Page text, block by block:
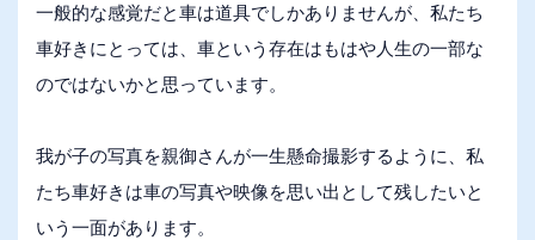
一般的な感覚だと車は道具でしかありませんが、私たち
車好きにとっては、車という存在はもはや人生の一部な
のではないかと思っています。
我が子の写真を親御さんが一生懸命撮影するように、私
たち車好きは車の写真や映像を思い出として残したいと
いう一面があります。